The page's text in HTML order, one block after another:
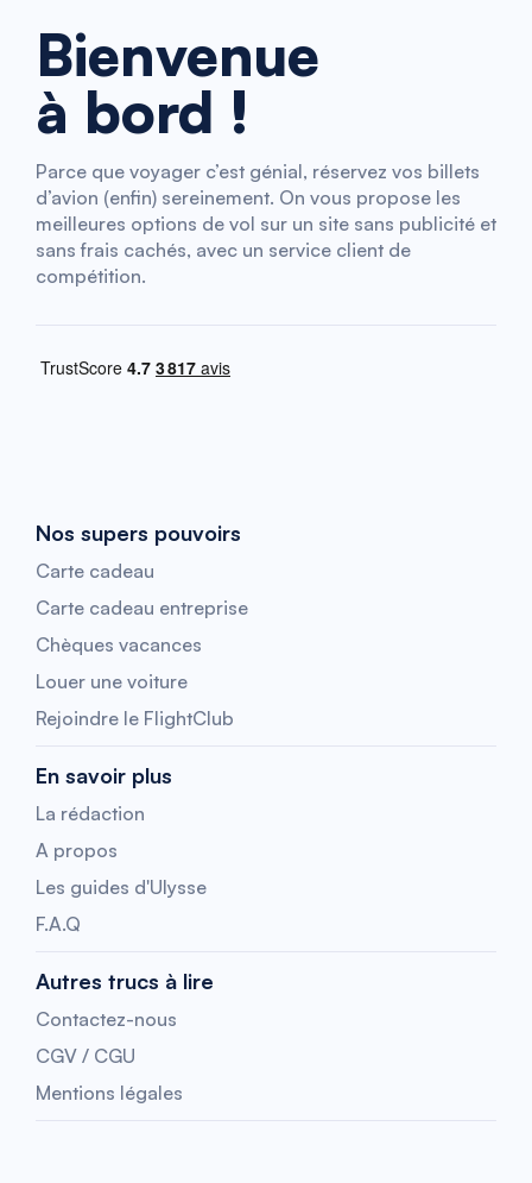
Bienvenue
à bord !
Parce que voyager c’est génial, réservez vos billets
d’avion (enfin) sereinement. On vous propose les
meilleures options de vol sur un site sans publicité et
sans frais cachés, avec un service client de
compétition.
Nos supers pouvoirs
Carte cadeau
Carte cadeau entreprise
Chèques vacances
Louer une voiture
Rejoindre le FlightClub
En savoir plus
La rédaction
A propos
Les guides d'Ulysse
F.A.Q
Autres trucs à lire
Contactez-nous
CGV / CGU
Mentions légales